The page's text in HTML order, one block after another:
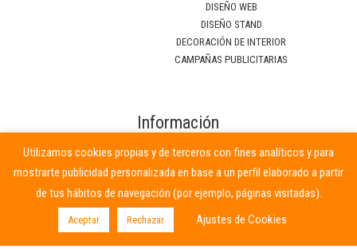
DISEÑO WEB
DISEÑO STAND
DECORACIÓN DE INTERIOR
CAMPAÑAS PUBLICITARIAS
Información
relevante
Términos y condiciones
Política de cookies
Utilizamos cookies propias y de terceros con fines analíticos y para
mostrarte publicidad personalizada en base a un perfil elaborado a partir
de tus hábitos de navegación (por ejemplo, páginas visitadas).
Aceptar Rechazar Ajustes de Cookies